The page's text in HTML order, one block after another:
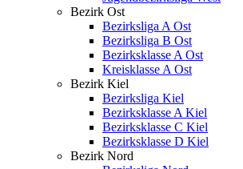
Bezirk Ost
Bezirksliga A Ost
Bezirksliga B Ost
Bezirksklasse A Ost
Kreisklasse A Ost
Bezirk Kiel
Bezirksliga Kiel
Bezirksklasse A Kiel
Bezirksklasse C Kiel
Bezirksklasse D Kiel
Bezirk Nord